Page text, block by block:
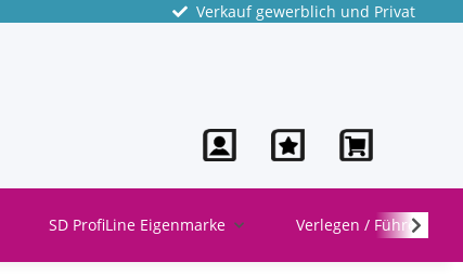
Verkauf gewerblich und Privat
SD ProfiLine Eigenmarke Verlegen / Führen